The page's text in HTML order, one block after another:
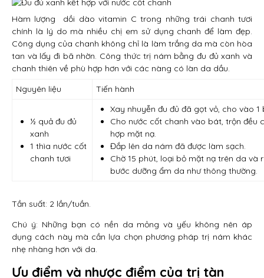
Hàm lượng dồi dào vitamin C trong những trái chanh tươi
chính là lý do mà nhiều chị em sử dụng chanh để làm đẹp.
Công dụng của chanh không chỉ là làm trắng da mà còn hòa
tan và lấy đi bã nhờn. Công thức trị nám bằng đu đủ xanh và
chanh thiên về phù hợp hơn với các nàng có làn da dầu.
Nguyên liệu
Tiến hành
½ quả đu đủ
xanh
1 thìa nước cốt
chanh tươi
Xay nhuyễn đu đủ đã gọt vỏ, cho vào 1
Cho nước cốt chanh vào bát, trộn đều
hợp mặt nạ.
Đắp lên da nám đã được làm sạch.
Chờ 15 phút, loại bỏ mặt nạ trên da và
bước dưỡng ẩm da như thông thường.
Tần suất: 2 lần/tuần.
Chú ý: Những bạn có nền da mỏng và yếu không nên áp
dụng cách này mà cần lựa chọn phương pháp trị nám khác
nhẹ nhàng hơn với da.
Ưu điểm và nhược điểm của trị tàn